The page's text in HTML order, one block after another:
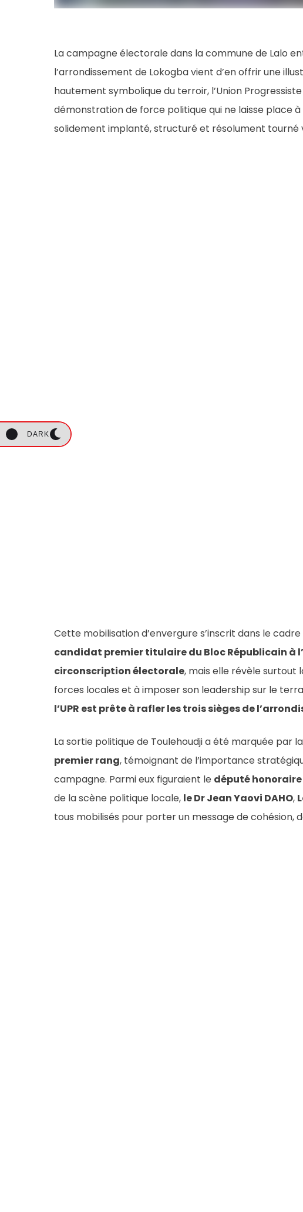
DARK
La campagne électorale dans la commune de Lalo
l’arrondissement de Lokogba vient d’en offrir une
hautement symbolique du terroir, l’Union
démonstration de force politique qui ne laisse place
solidement implanté, structuré et résolument tourné
Cette mobilisation d’envergure s’inscrit dans le
candidat premier titulaire du Bloc Républicain à
circonscription électorale, mais elle révèle surtout
forces locales et à imposer son leadership sur le
l’UPR est prête à rafler les trois sièges de
La sortie politique de Toulehoudji a été marquée par
premier rang, témoignant de l’importance
campagne. Parmi eux figuraient le député honoraire
de la scène politique locale, le Dr Jean Yaovi DAHO,
tous mobilisés pour porter un message de cohésion,